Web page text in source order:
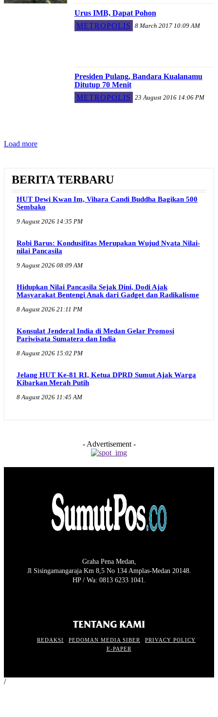
Urus IMB, Dapat Pohon
METROPOLIS
8 March 2017 10:09 AM
Presiden Pulang, Bandara Kualanamu
Ditutup 70 Menit
METROPOLIS
23 August 2016 14:06 PM
Load more
BERITA TERBARU
HUT Dewi Kwan Im, Vihara Candi Buddha Bagikan 500
Sembako
9 August 2026 14:35 PM
Robi Barus: Kondusifitas Merupakan Wujud Nyata Nilai-
nilai Pancasila
9 August 2026 08:09 AM
Hidupkan Nilai Pancasila Sejak Dini, Dodi Ajak
Masyarakat Bentengi Anak dari Gadget dan Radikalisme
8 August 2026 21:11 PM
Konsulat Jenderal India di Medan Gelar Promosi
Pariwisata Sumatera dan India
8 August 2026 15:02 PM
Jelang HUT Ke-81 RI, Ketua DPRD Sumut Ajak Warga
Kibarkan Merah Putih
8 August 2026 11:45 AM
- Advertisement -
Graha Pena Medan,
Jl Sisingamangaraja Km 8,5 No 134 Amplas-Medan 20148.
HP / Wa: 0813 6233 1041.
TENTANG KAMI
REDAKSI PEDOMAN MEDIA SIBER
PRIVACY POLICY
E-PAPER
/